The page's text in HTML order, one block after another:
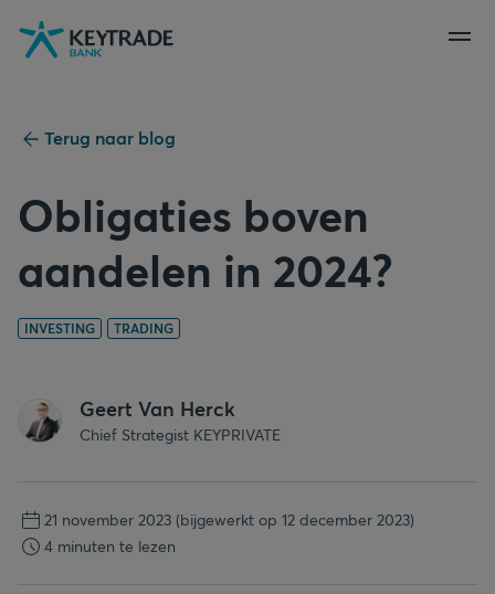
Naar
navigatie
Naar
aanmelden
Naar
inhoud
Terug naar blog
Obligaties boven
aandelen in 2024?
INVESTING TRADING
Geert Van Herck
Chief Strategist KEYPRIVATE
21 november 2023 (bijgewerkt op 12 december 2023)
4 minuten te lezen